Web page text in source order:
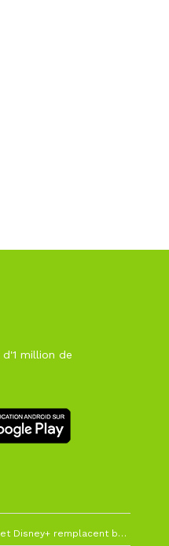
million de
La Liga change de diffuseur : DAZN et Disney+ remplacent beIN Sports !